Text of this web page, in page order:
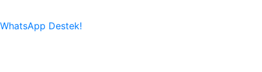
WhatsApp Destek!